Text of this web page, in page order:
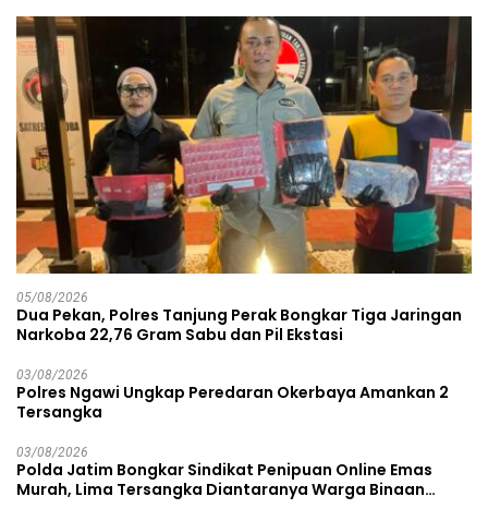
05/08/2026
Dua Pekan, Polres Tanjung Perak Bongkar Tiga Jaringan
Narkoba 22,76 Gram Sabu dan Pil Ekstasi
03/08/2026
Polres Ngawi Ungkap Peredaran Okerbaya Amankan 2
Tersangka
03/08/2026
Polda Jatim Bongkar Sindikat Penipuan Online Emas
Murah, Lima Tersangka Diantaranya Warga Binaan